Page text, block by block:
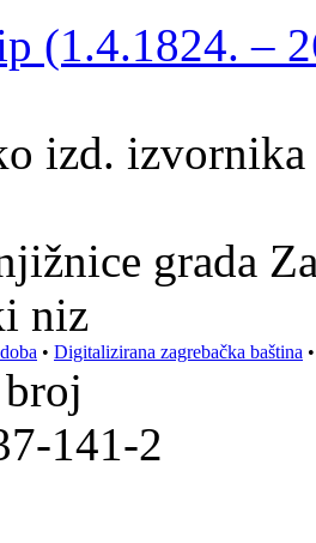
(1.4.1824. –
izd.
grada
niz
• Digitalizirana zagrebačka baština
141-2